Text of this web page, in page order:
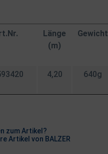
Länge
(m)
Gewicht
4,20 640g
zum Artikel?
Artikel von BALZER